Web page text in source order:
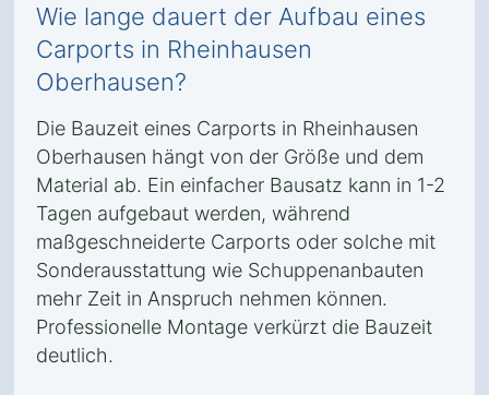
Wie lange dauert der Aufbau eines
Carports in Rheinhausen
Oberhausen?
Die Bauzeit eines Carports in Rheinhausen
Oberhausen hängt von der Größe und dem
Material ab. Ein einfacher Bausatz kann in 1-2
Tagen aufgebaut werden, während
maßgeschneiderte Carports oder solche mit
Sonderausstattung wie Schuppenanbauten
mehr Zeit in Anspruch nehmen können.
Professionelle Montage verkürzt die Bauzeit
deutlich.